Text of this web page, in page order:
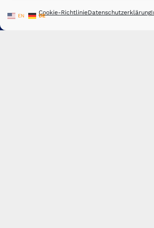
Cookie-RichtlinieDatenschutzerklärung
EN DE